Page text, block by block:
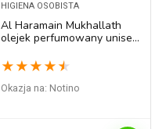
HIGIENA OSOBISTA
Al Haramain Mukhallath
olejek perfumowany unisex
★ ★ ★ ★ ★
Okazja na: Notino